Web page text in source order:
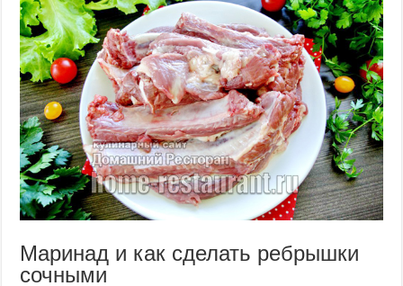
Маринад и как сделать ребрышки
сочными